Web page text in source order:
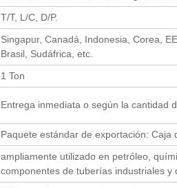
T/T, L/C, D/P.
Singapur, Canadá, Indonesia, Corea,
Brasil, Sudáfrica, etc.
1 Ton
Entrega inmediata o según la cantidad
Paquete estándar de exportación:
ampliamente utilizado en petróleo,
componentes de tuberías industriales y